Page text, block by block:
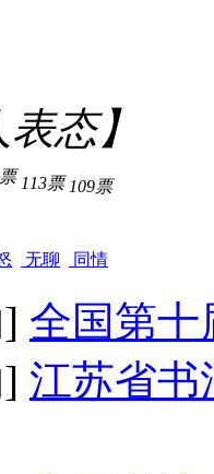
表态】
113票
无聊
109票
同情
全国第十
江苏省书